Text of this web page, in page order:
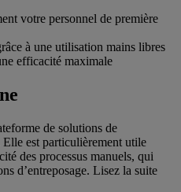
votre personnel de première
à une utilisation mains libres
efficacité maximale
de solutions de
est particulièrement utile
des processus manuels, qui
d’entreposage. Lisez la suite